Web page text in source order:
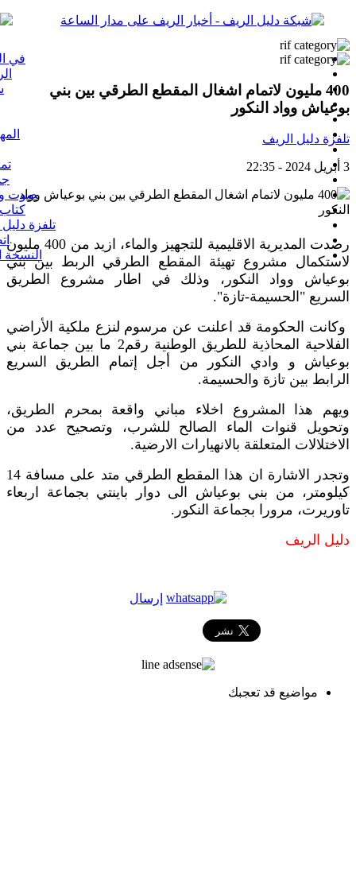
في
صوت
تلفزة
النسخة
400 مليون لاتمام اشغال المقطع الطرقي بين بني
بوعياش وواد النكور
تلفزة دليل الريف
3 أبريل 2024 - 22:35
رصدت المديرية الاقليمية للتجهيز والماء، ازيد من 400 مليون
لاستكمال مشروع تهيئة المقطع الطرقي الربط بين بني
بوعياش وواد النكور، وذلك في اطار مشروع الطريق
السريع "الحسيمة-تازة".
وكانت الحكومة قد اعلنت عن مرسوم لنزع ملكية الأراضي
الفلاحية المحاذية للطريق الوطنية رقم2 ما بين جماعة بني
بوعياش و وادي النكور من أجل إتمام الطريق السريع
الرابط بين تازة والحسيمة.
ويهم هذا المشروع اخلاء مباني واقعة بمحرم الطريق،
وتحويل قنوات الماء الصالح للشرب، وتصحيح عدد من
الاختلالات المتعلقة بالانهيارات الارضية.
وتجدر الاشارة ان هذا المقطع الطرقي متد على مسافة 14
كيلومتر، من بني بوعياش الى دوار باينتي بجماعة اربعاء
تاوريرت، مرورا بجماعة النكور.
دليل الريف
إرسال
مواضيع قد تعجبك